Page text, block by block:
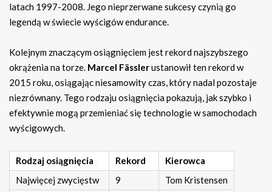
latach 1997-2008. Jego nieprzerwane sukcesy czynią go
legendą w świecie wyścigów endurance.
Kolejnym znaczącym osiągnięciem jest rekord najszybszego
okrążenia na torze. Marcel Fässlerustanowił ten rekord w
2015 roku, osiągając niesamowity czas, który nadal pozostaje
niezrównany. Tego rodzaju osiągnięcia pokazują, jak szybko i
efektywnie mogą przemieniać się technologie w samochodach
wyścigowych.
Rodzaj osiągnięcia Rekord
Kierowca
Najwięcej zwycięstw
9
Tom Kristensen